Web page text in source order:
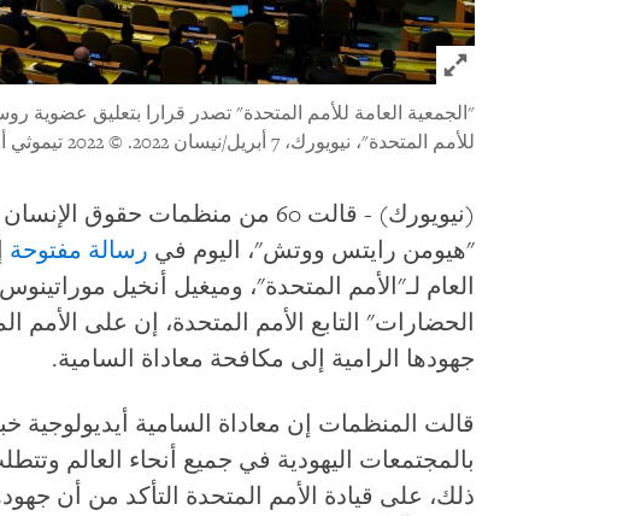
Click to expand Image
"الجمعية العامة للأمم المتحدة" تصدر قرارا بتعليق عضوية
للأمم المتحدة"، نيويورك، 7 أبريل/نيسان 2022.
© 2022 تيموثي أ. كلاري/ أ ف ب/غيتي إيمجز
(نيويورك) - قالت 60 من منظمات حقوق
"هيومن رايتس ووتش"، اليوم في رسالة مفتوحة
العام لـ"الأمم المتحدة"، وميغيل أنخيل
الحضارات" التابع الأمم المتحدة، إن على
جهودها الرامية إلى مكافحة معاداة السامية.
قالت المنظمات إن معاداة السامية أيديولوجية
بالمجتمعات اليهودية في جميع أنحاء العالم
ذلك، على قيادة الأمم المتحدة التأكد من أن